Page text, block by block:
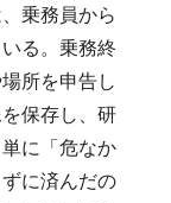
乗務員から
る。乗務終
所を申告し
保存し、研
に「危なか
に済んだの